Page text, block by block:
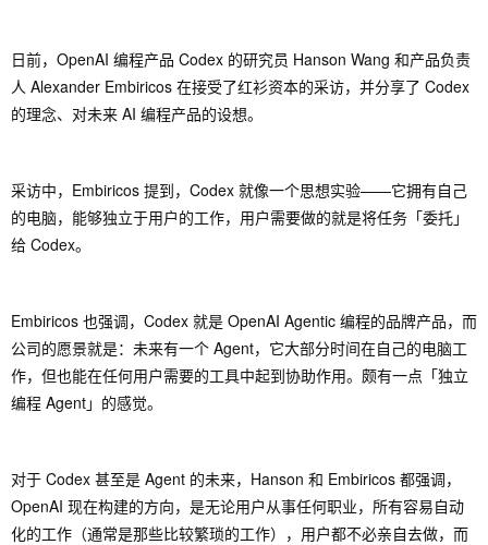
日前，OpenAI 编程产品 Codex 的研究员 Hanson Wang 和产品负责
人 Alexander Embiricos 在接受了红衫资本的采访，并分享了 Codex
的理念、对未来 AI 编程产品的设想。
采访中，Embiricos 提到，Codex 就像一个思想实验——它拥有自己
的电脑，能够独立于用户的工作，用户需要做的就是将任务「委托」
给 Codex。
Embiricos 也强调，Codex 就是 OpenAI Agentic 编程的品牌产品，而
公司的愿景就是：未来有一个 Agent，它大部分时间在自己的电脑工
作，但也能在任何用户需要的工具中起到协助作用。颇有一点「独立
编程 Agent」的感觉。
对于 Codex 甚至是 Agent 的未来，Hanson 和 Embiricos 都强调，
OpenAI 现在构建的方向，是无论用户从事任何职业，所有容易自动
化的工作（通常是那些比较繁琐的工作），用户都不必亲自去做，而